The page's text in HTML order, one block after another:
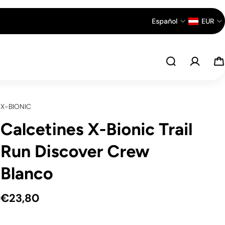
Español EUR
X-BIONIC
Calcetines X-Bionic Trail
Run Discover Crew
Blanco
€23,80